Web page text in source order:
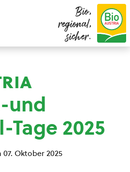
Bio,
regional,
sicher.
und
2025
Oktober 2025